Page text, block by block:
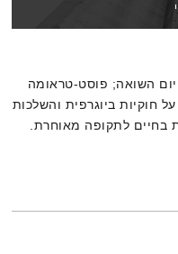
השואה; פוסט-טראומה
חוקיות ביוגרפית והשלכות
בחיים לתקופה מאוחרת.